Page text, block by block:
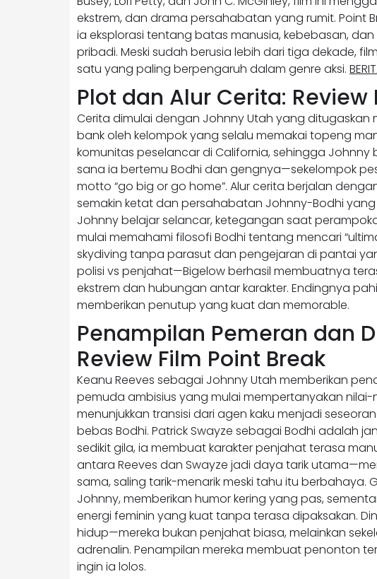
ekstrem, dan drama persahabatan yang rumit. Point
ia eksplorasi tentang batas manusia, kebebasan,
pribadi. Meski sudah berusia lebih dari tiga dekade,
satu yang paling berpengaruh dalam genre aksi.
Plot dan Alur Cerita: Review
Cerita dimulai dengan Johnny Utah yang ditugaskan
bank oleh kelompok yang selalu memakai topeng
komunitas peselancar di California, sehingga Johnny
sana ia bertemu Bodhi dan gengnya—sekelompok
motto “go big or go home”. Alur cerita berjalan
semakin ketat dan persahabatan Johnny-Bodhi
Johnny belajar selancar, ketegangan saat
mulai memahami filosofi Bodhi tentang mencari
skydiving tanpa parasut dan pengejaran di pantai
polisi vs penjahat—Bigelow berhasil membuatnya
ekstrem dan hubungan antar karakter. Endingnya
memberikan penutup yang kuat dan memorable.
Penampilan Pemeran dan
Review Film Point Break
Keanu Reeves sebagai Johnny Utah memberikan
pemuda ambisius yang mulai mempertanyakan
menunjukkan transisi dari agen kaku menjadi
bebas Bodhi. Patrick Swayze sebagai Bodhi adalah
sedikit gila, ia membuat karakter penjahat terasa
antara Reeves dan Swayze jadi daya tarik
sama, saling tarik-menarik meski tahu itu berbahaya.
Johnny, memberikan humor kering yang pas,
energi feminin yang kuat tanpa terasa dipaksakan.
hidup—mereka bukan penjahat biasa, melainkan
adrenalin. Penampilan mereka membuat penonton
ingin ia lolos.